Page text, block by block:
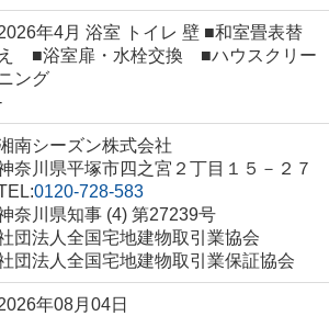
年4月 浴室 トイレ 壁 ■和室畳表替
え ■浴室扉・水栓交換 ■ハウスクリー
ング
南シーズン株式会社
奈川県平塚市四之宮２丁目１５－２７
0120-728-583
奈川県知事 (4) 第27239号
団法人全国宅地建物取引業協会
団法人全国宅地建物取引業保証協会
年08月04日